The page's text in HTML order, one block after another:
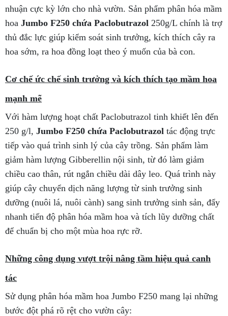
nhuận cực kỳ lớn cho nhà vườn. Sản phẩm phân hóa mầm
hoa Jumbo F250 chứa Paclobutrazol 250g/L chính là trợ
thủ đắc lực giúp kiểm soát sinh trưởng, kích thích cây ra
hoa sớm, ra hoa đồng loạt theo ý muốn của bà con.
Cơ chế ức chế sinh trưởng và kích thích tạo mầm hoa
mạnh mẽ
Với hàm lượng hoạt chất Paclobutrazol tinh khiết lên đến
250 g/l, Jumbo F250 chứa Paclobutrazol tác động trực
tiếp vào quá trình sinh lý của cây trồng. Sản phẩm làm
giảm hàm lượng Gibberellin nội sinh, từ đó làm giảm
chiều cao thân, rút ngắn chiều dài dây leo. Quá trình này
giúp cây chuyển dịch năng lượng từ sinh trưởng sinh
dưỡng (nuôi lá, nuôi cành) sang sinh trưởng sinh sản, đẩy
nhanh tiến độ phân hóa mầm hoa và tích lũy dưỡng chất
để chuẩn bị cho một mùa hoa rực rỡ.
Những công dụng vượt trội nâng tầm hiệu quả canh
tác
Sử dụng phân hóa mầm hoa Jumbo F250 mang lại những
bước đột phá rõ rệt cho vườn cây: